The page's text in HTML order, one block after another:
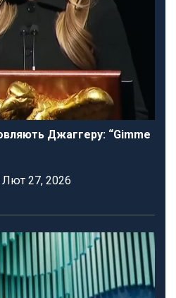
Джаггеру: “Gimme
Лют 27, 2026